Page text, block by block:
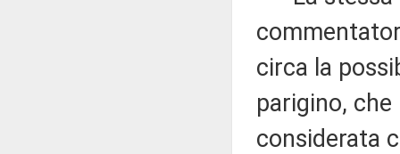
circa la
parigino,
considerata